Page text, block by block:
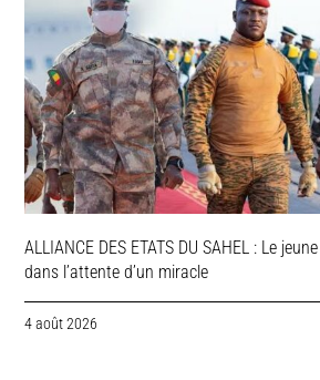
ALLIANCE DES ETATS DU SAHEL : Le
dans l’attente d’un miracle
4 août 2026